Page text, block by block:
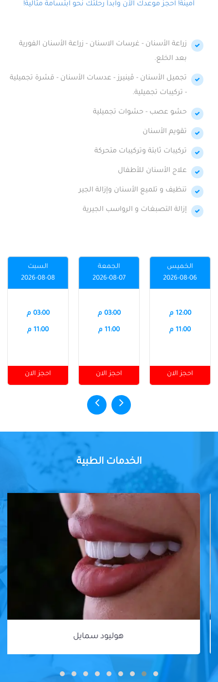
أمينة! احجز موعدك الآن وابدأ رحلتك نحو ابتسامة مثالية!
زراعة الأسنان - غرسات الاسنان - زراعة الأسنان الفورية
بعد الخلع.
تجميل الأسنان - ڤينيرز - عدسات الأسنان - قشرة تجميلية
- تركيبات تجميلية.
حشو عصب - حشوات تجميلية
تقويم الأسنان
تركيبات ثابتة وتركيبات متحركة
علاج الأسنان للأطفال
تنظيف و تلميع الأسنان وإزالة الجير
إزالة التصبغات و الرواسب الجيرية
الخميس
2026-08-06
12:00 م
11:00 م
احجز الان
الجمعة
2026-08-07
03:00 م
11:00 م
احجز الان
السبت
2026-08-08
03:00 م
11:00 م
احجز الان
الخدمات الطبية
هوليود سمايل